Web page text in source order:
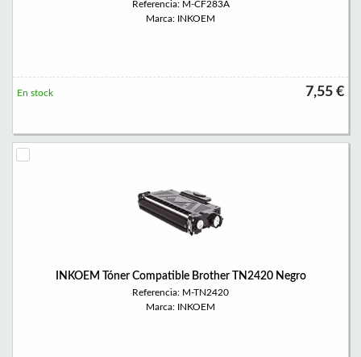
Referencia: M-CF283A
Marca: INKOEM
7,55 €
En stock
INKOEM Tóner Compatible Brother TN2420 Negro
Referencia: M-TN2420
Marca: INKOEM